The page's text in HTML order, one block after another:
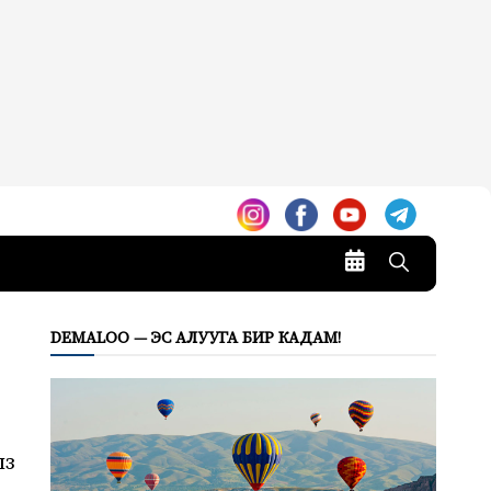
DEMALOO — ЭС АЛУУГА БИР КАДАМ!